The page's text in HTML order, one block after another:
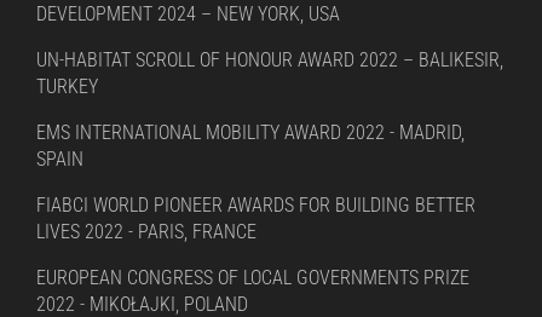
DEVELOPMENT 2024 – NEW YORK, USA
UN-HABITAT SCROLL OF HONOUR AWARD 2022 – BALIKESIR,
TURKEY
EMS INTERNATIONAL MOBILITY AWARD 2022 - MADRID,
SPAIN
FIABCI WORLD PIONEER AWARDS FOR BUILDING BETTER
LIVES 2022 - PARIS, FRANCE
EUROPEAN CONGRESS OF LOCAL GOVERNMENTS PRIZE
2022 - MIKOŁAJKI, POLAND